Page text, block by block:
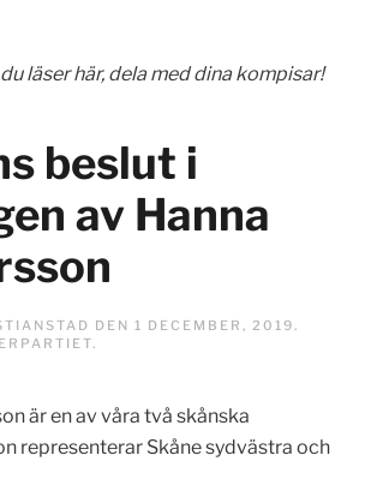
läser här, dela med dina kompisar!
beslut i
av Hanna
DEN 1 DECEMBER, 2019.
.
är en av våra två skånska
representerar Skåne sydvästra och